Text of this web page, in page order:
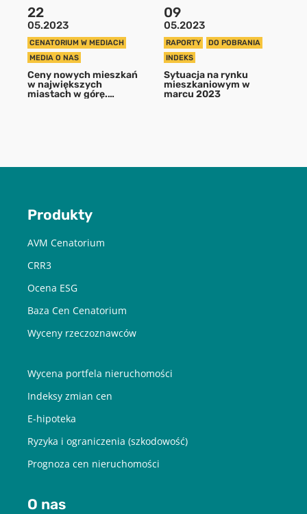
POBIERZ
Chcę otrzymywać treści o charakterze marketingowym drogą e-
mail od Cenatorium Sp. z o.o. z siedzibą w Warszawie. Mam
22
05.2023
CENATORIUM W MEDIACH
MEDIA O NAS
Ceny nowych mieszkań
w największych
miastach w górę.
09
05.2023
RAPORTY
DO POBRANIA
INDEKS
Sytuacja na rynku
mieszkaniowym w
marcu 2023
Produkty
AVM Cenatorium
CRR3
Ocena ESG
Baza Cen Cenatorium
Wyceny rzeczoznawców
Wycena portfela nieruchomości
Indeksy zmian cen
E-hipoteka
Ryzyka i ograniczenia (szkodowość)
Prognoza cen nieruchomości
O nas